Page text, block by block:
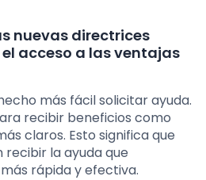
nuevas directrices
acceso a las ventajas
más fácil solicitar ayuda.
recibir beneficios como
claros. Esto significa que
recibir la ayuda que
rápida y efectiva.